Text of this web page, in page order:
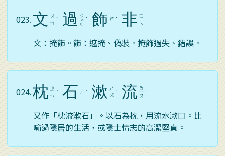
023.文 ㄨ
ㄣ ˋ 過 ㄍ
ㄨ
ㄛ
ˋ 飾 ㄕ ˋ 非 ㄈ
ㄟ
文：掩飾。飾：遮掩、偽裝。掩飾過失、錯誤。
024.枕 ㄓ
ㄣ ˋ 石 ㄕ ˊ 漱 ㄕ
ㄨ ˋ 流 ㄌ
ㄧ
ㄡ
ˊ
又作「枕流漱石」。以石為枕，用流水漱口。比
喻過隱居的生活，或隱士情志的高潔堅貞。